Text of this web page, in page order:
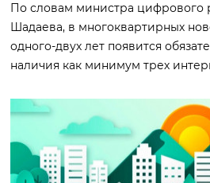
По словам министра цифрового
Шадаева, в многоквартирных
одного-двух лет появится
наличия как минимум трех